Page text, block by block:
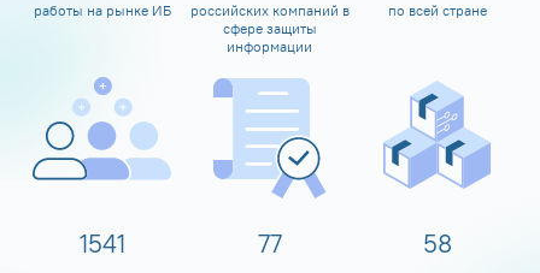
работы на рынке ИБ
российских компаний в
сфере защиты
информации
по всей стране
1600 80 60